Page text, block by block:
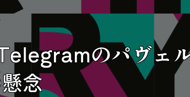
のパヴェ
念